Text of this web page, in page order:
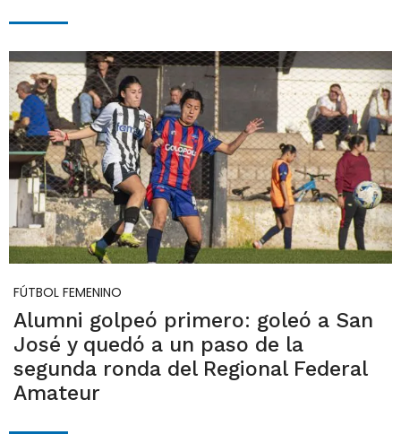
FÚTBOL FEMENINO
Alumni golpeó primero: goleó a San
José y quedó a un paso de la
segunda ronda del Regional Federal
Amateur